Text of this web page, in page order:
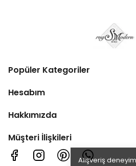
Alışveriş
Popüler Kategoriler
Hesabım
Hakkımızda
Müşteri İlişkileri